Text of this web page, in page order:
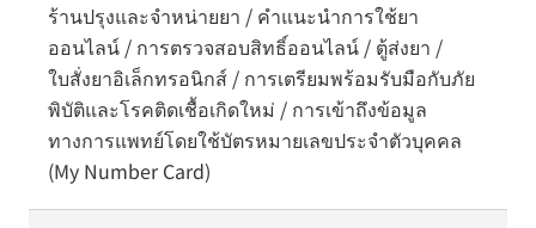
ร้านปรุงและจำหน่ายยา / คำแนะนำการใช้ยา
ออนไลน์ / การตรวจสอบสิทธิ์ออนไลน์ / ตู้ส่งยา /
ใบสั่งยาอิเล็กทรอนิกส์ / การเตรียมพร้อมรับมือกับภัย
พิบัติและโรคติดเชื้อเกิดใหม่ / การเข้าถึงข้อมูล
ทางการแพทย์โดยใช้บัตรหมายเลขประจำตัวบุคคล
(My Number Card)